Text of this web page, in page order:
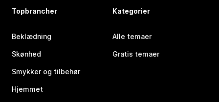
Topbrancher
Beklædning
Skønhed
Smykker og tilbehør
Hjemmet
Kategorier
Alle temaer
Gratis temaer